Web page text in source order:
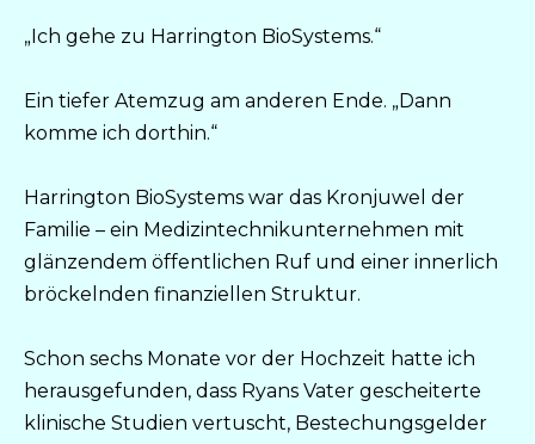
„Ich gehe zu Harrington BioSystems.“
Ein tiefer Atemzug am anderen Ende. „Dann
komme ich dorthin.“
Harrington BioSystems war das Kronjuwel der
Familie – ein Medizintechnikunternehmen mit
glänzendem öffentlichen Ruf und einer innerlich
bröckelnden finanziellen Struktur.
Schon sechs Monate vor der Hochzeit hatte ich
herausgefunden, dass Ryans Vater gescheiterte
klinische Studien vertuscht, Bestechungsgelder